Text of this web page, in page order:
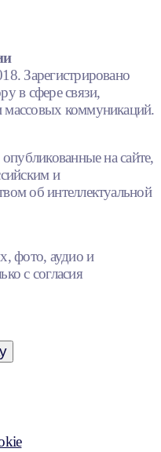
Зарегистрировано
в сфере связи,
коммуникаций.
на сайте,
и
об интеллектуальной
фото, аудио и
с согласия